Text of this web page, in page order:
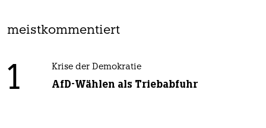
meistkommentiert
1 Krise der Demokratie
AfD-Wählen als Triebabfuhr